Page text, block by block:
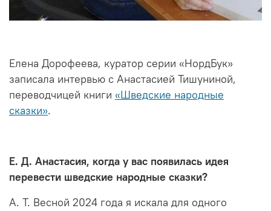
Елена Дорофеева, куратор серии «НордБук»
записала интервью с Анастасией Тишуниной,
переводчицей книги «Шведские народные
сказки».
Е. Д. Анастасия, когда у вас появилась идея
перевести шведские народные сказки?
А. Т. Весной 2024 года я искала для одного